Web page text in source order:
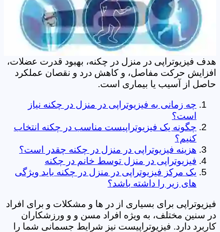
هدف فیزیوتراپی در منزل در چکنه، بهبود قدرت عضلات،
افزایش حرکت مفاصل، و کاهش درد و نقصان عملکرد
حاصل از آسیب یا بیماری است.
چه زمانی به فیزیوتراپی در منزل در چکنه نیاز
است؟
چگونه یک فیزیوتراپیست مناسب در چکنه انتخاب
کنیم؟
هزینه فیزیوتراپی در منزل در چکنه چقدر است؟
فیزیوتراپی در منزل توسط خانم در چکنه
یک مرکز فیزیوتراپی در منزل در چکنه باید ویژگی
های زیر را داشته باشد؟
فیزیوتراپی برای بسیاری از در ها و مشکلات و برای افراد
در سنین مختلف، به ویژه افراد مسن و و ورزشکاران
کاربرد دارد. فیزیوتراپیست نیز شرایط جسمانی شما را